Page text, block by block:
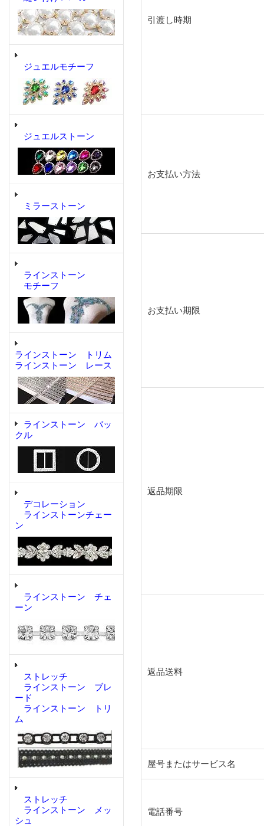
ジュエルモチーフ
ジュエルストーン
ミラーストーン
ラインストーン
モチーフ
ラインストーン トリム
ラインストーン レース
ラインストーン バッ
クル
デコレーション
ラインストーンチェー
ン
ラインストーン チェ
ーン
ストレッチ
ラインストーン ブレ
ード
ラインストーン トリ
ム
ストレッチ
ラインストーン メッ
シュ
引渡し時期
お支払い方法
お支払い期限
返品期限
返品送料
屋号またはサービス名
電話番号